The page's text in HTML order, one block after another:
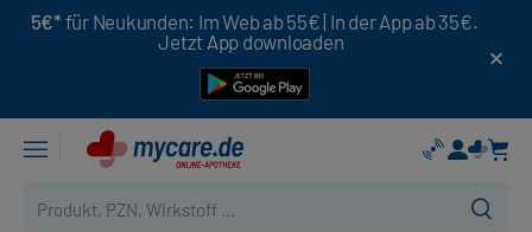
5€* für Neukunden: Im Web ab 55€ | In der App ab 35€.
Jetzt App downloaden